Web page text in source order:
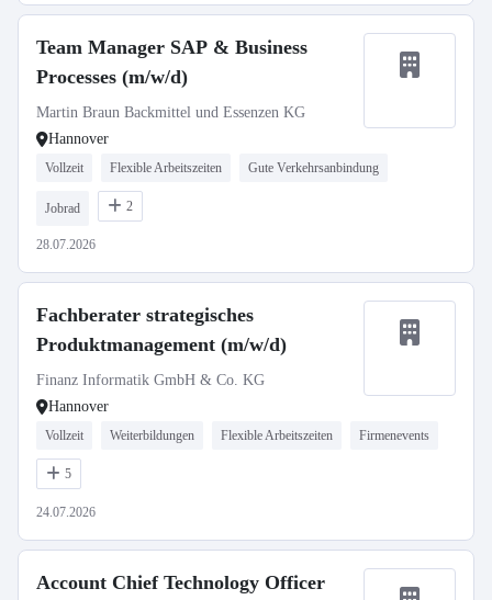
Team Manager SAP & Business
Processes (m/w/d)
Martin Braun Backmittel und Essenzen KG
Hannover
Vollzeit Flexible Arbeitszeiten Gute Verkehrsanbindung
Jobrad 2
28.07.2026
Fachberater strategisches
Produktmanagement (m/w/d)
Finanz Informatik GmbH & Co. KG
Hannover
Vollzeit Weiterbildungen Flexible Arbeitszeiten Firmenevents
5
24.07.2026
Account Chief Technology Officer